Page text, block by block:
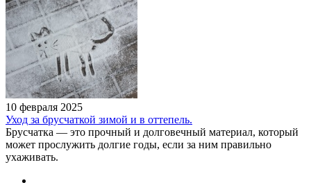
10 февраля 2025
Уход за брусчаткой зимой и в оттепель.
Брусчатка — это прочный и долговечный материал, который
может прослужить долгие годы, если за ним правильно
ухаживать.